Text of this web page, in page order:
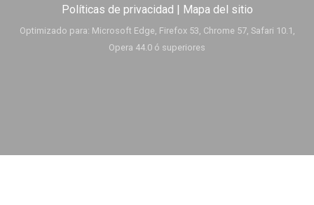
Políticas de privacidad
Mapa del sitio
Optimizado para: Microsoft Edge, Firefox 53, Chrome 57, Safari 10.1,
Opera 44.0 ó superiores